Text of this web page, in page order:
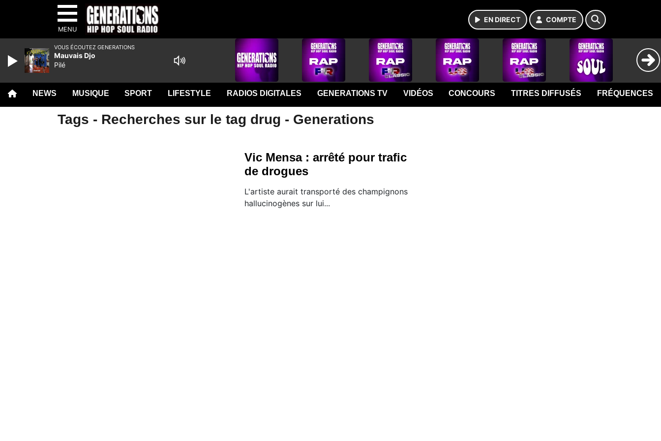
MENU
EN DIRECT COMPTE
NEWS MUSIQUE SPORT LIFESTYLE RADIOS DIGITALES GENERATIONS TV VIDÉOS CONCOURS TITRES DIFFUSÉS FRÉQUENCES
Tags - Recherches sur le tag drug - Generations
Vic Mensa : arrêté pour trafic
de drogues
L'artiste aurait transporté des champignons
hallucinogènes sur lui...
VOUS ÉCOUTEZ GENERATIONS
Mauvais Djo
Pilé